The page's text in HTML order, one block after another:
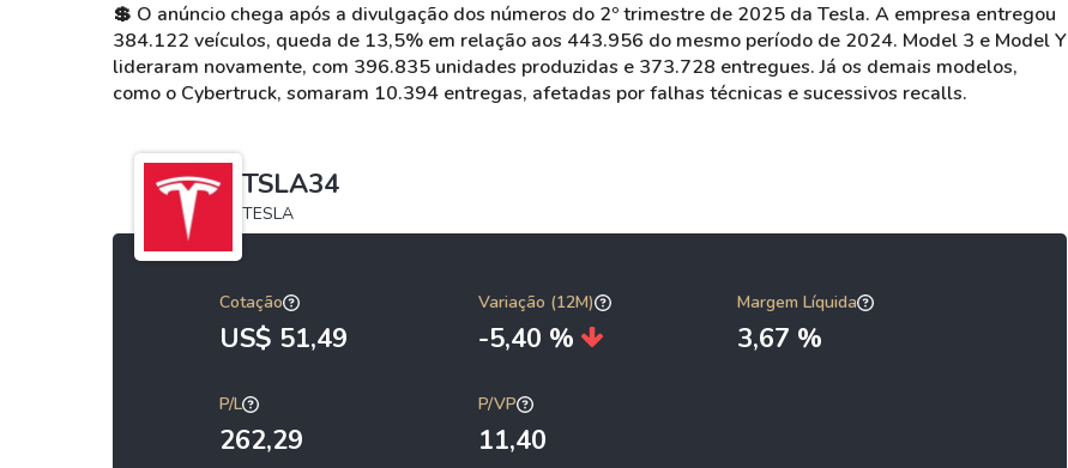
💲 O anúncio chega após a divulgação dos números do 2º trimestre de 2025 da Tesla. A empresa entregou
384.122 veículos, queda de 13,5% em relação aos 443.956 do mesmo período de 2024. Model 3 e Model Y
lideraram novamente, com 396.835 unidades produzidas e 373.728 entregues. Já os demais modelos,
como o Cybertruck, somaram 10.394 entregas, afetadas por falhas técnicas e sucessivos recalls.
TSLA34
TESLA
Cotação
US$ 51,49
Variação (12M)
-5,40 %
Margem Líquida
3,67 %
P/L
262,29
P/VP
11,40